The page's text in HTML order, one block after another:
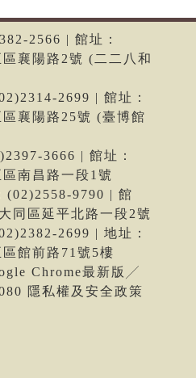
2566 | 館址：
襄陽路2號 (二二八和
2699 | 館址：
襄陽路25號 (臺博館
3666 | 館址：
南昌路一段1號
(02)2558-9790 | 館
同區延平北路一段2號
2699 | 地址：
館前路71號5樓
Chrome最新版╱
隱私權及安全政策